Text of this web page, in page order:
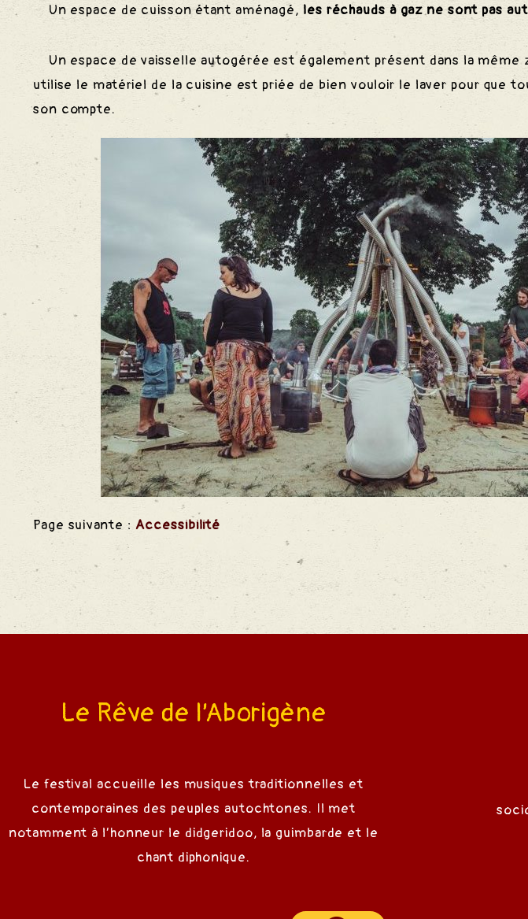
Un espace de cuisson étant aménagé, les réchauds à gaz ne sont pas
Un espace de vaisselle autogérée est également présent dans la même
utilise le matériel de la cuisine est priée de bien vouloir le laver pour que
son compte.
Page suivante :Accessibilité
Le Rêve de l’Aborigène
Le festival accueille les musiques traditionnelles et
contemporaines des peuples autochtones. Il met
notamment à l’honneur le didgeridoo, la guimbarde et le
chant diphonique.